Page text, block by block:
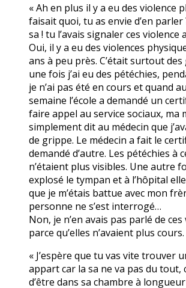
« Ah en plus il y a eu des violence
faisait quoi, tu as envie d’en parler
sa ! tu l’avais signaler ces violence
Oui, il y a eu des violences
ans à peu près. C’était surtout
une fois j’ai eu des pétéchies,
je n’ai pas été en cours et quand
semaine l’école a demandé un
faire appel au service sociaux, ma
simplement dit au médecin que
de grippe. Le médecin a fait le
demandé d’autre. Les pétéchies à
n’étaient plus visibles. Une autre
explosé le tympan et à l’hôpital
que je m’étais battue avec mon
personne ne s’est interrogé…
Non, je n’en avais pas parlé de
parce qu’elles n’avaient plus cours.
« J’espère que tu vas vite trouver
appart car la sa ne va pas du tout,
d’être dans sa chambre à